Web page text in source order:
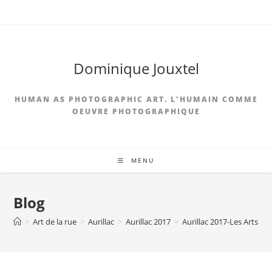
Dominique Jouxtel
HUMAN AS PHOTOGRAPHIC ART. L'HUMAIN COMME
OEUVRE PHOTOGRAPHIQUE
MENU
Blog
> Art de la rue > Aurillac > Aurillac 2017 > Aurillac 2017-Les Arts